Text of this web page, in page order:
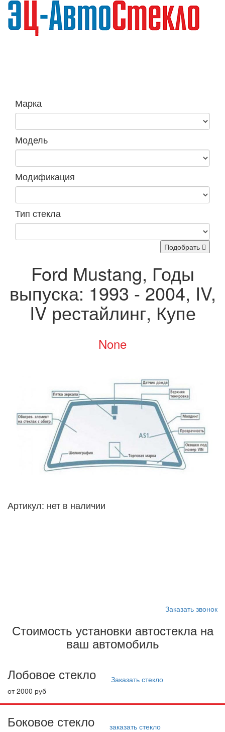
Марка
Модель
Модификация
Тип стекла
Подобрать
Ford Mustang, Годы
выпуска: 1993 - 2004, IV,
IV рестайлинг, Купе
None
Артикул: нет в наличии
Заказать звонок
Стоимость установки автостекла на
ваш автомобиль
Лобовое стекло
от 2000 руб
Заказать стекло
Боковое стекло заказать стекло